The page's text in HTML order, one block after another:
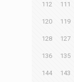
111
112
119
120
127
128
135
136
143
144